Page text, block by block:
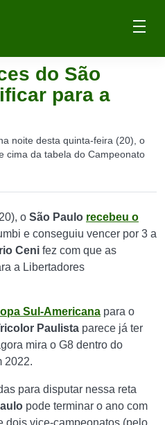
do São
para a
noite desta quinta-feira (20), o
cima da tabela do Campeonato
o São Paulo recebeu o
e conseguiu vencer por 3 a
Ceni fez com que as
a Libertadores
Sul-Americana para o
Paulista parece já ter
mira o G8 dentro do
2022.
para disputar nessa reta
pode terminar o ano com
dois vice-campeonatos (pelo